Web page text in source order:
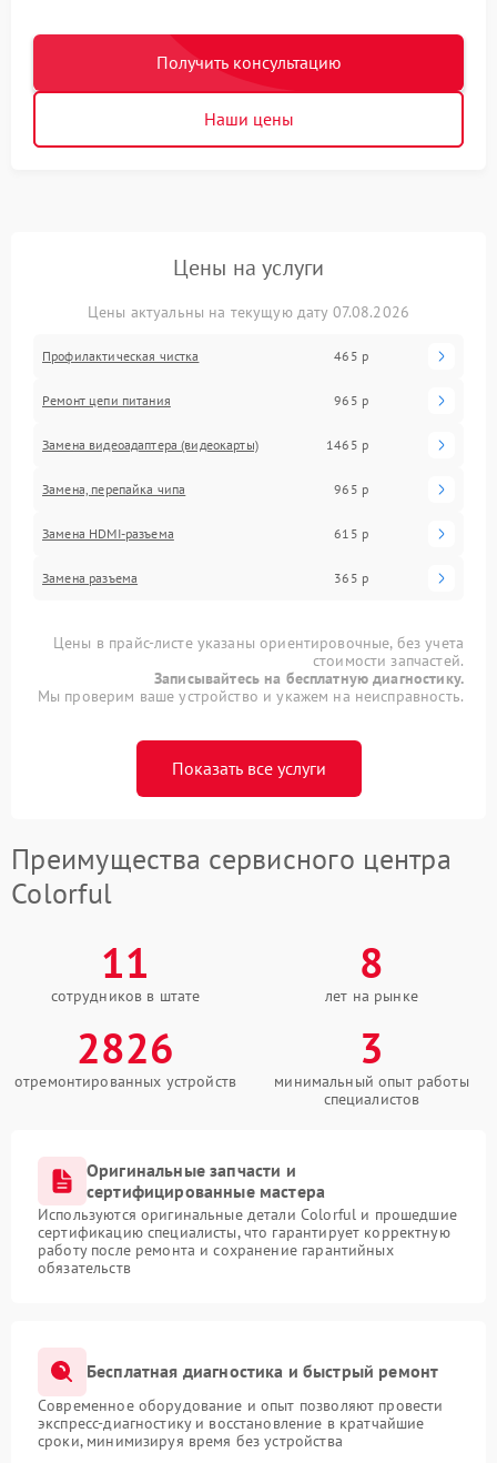
Получить консультацию
Наши цены
Цены на услуги
Цены актуальны на текущую дату 07.08.2026
Профилактическая чистка 465 р
Ремонт цепи питания 965 р
Замена видеоадаптера (видеокарты) 1465 р
Замена, перепайка чипа 965 р
Замена HDMI-разъема 615 р
Замена разъема 365 р
Цены в прайс-листе указаны ориентировочные, без учета
стоимости запчастей.
Записывайтесь на бесплатную диагностику.
Мы проверим ваше устройство и укажем на неисправность.
Показать все услуги
Преимущества сервисного центра
Colorful
11
сотрудников в штате
8
лет на рынке
2826
отремонтированных устройств
3
минимальный опыт работы
специалистов
Оригинальные запчасти и
сертифицированные мастера
Используются оригинальные детали Colorful и прошедшие
сертификацию специалисты, что гарантирует корректную
работу после ремонта и сохранение гарантийных
обязательств
Бесплатная диагностика и быстрый ремонт
Современное оборудование и опыт позволяют провести
экспресс-диагностику и восстановление в кратчайшие
сроки, минимизируя время без устройства